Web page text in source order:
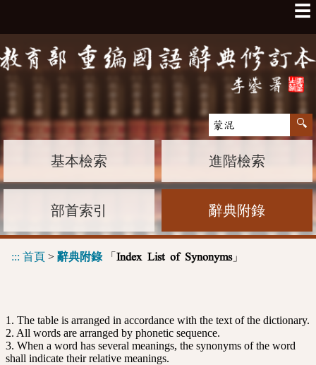
☰
基本檢索 進階檢索
部首索引 辭典附錄
::: 首頁 > 辭典附錄「 Index List of Synonyms」
1. The table is arranged in accordance with the text of the dictionary.
2. All words are arranged by phonetic sequence.
3. When a word has several meanings, the synonyms of the word
shall indicate their relative meanings.